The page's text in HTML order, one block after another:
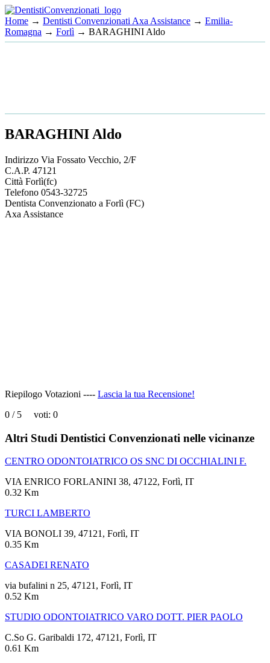
Home → Dentisti Convenzionati Axa Assistance → Emilia-
Romagna → Forlì → BARAGHINI Aldo
BARAGHINI Aldo
Indirizzo Via Fossato Vecchio, 2/F
C.A.P. 47121
Città Forlì(fc)
Telefono 0543-32725
Dentista Convenzionato a Forlì (FC)
Axa Assistance
Riepilogo Votazioni ---- Lascia la tua Recensione!
0 / 5 voti: 0
Altri Studi Dentistici Convenzionati nelle vicinanze
CENTRO ODONTOIATRICO OS SNC DI OCCHIALINI F.
VIA ENRICO FORLANINI 38, 47122, Forlì, IT
0.32 Km
TURCI LAMBERTO
VIA BONOLI 39, 47121, Forlì, IT
0.35 Km
CASADEI RENATO
via bufalini n 25, 47121, Forlì, IT
0.52 Km
STUDIO ODONTOIATRICO VARO DOTT. PIER PAOLO
C.So G. Garibaldi 172, 47121, Forlì, IT
0.61 Km